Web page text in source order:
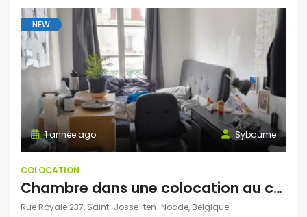
NEW
Sybaume
1 année ago
COLOCATION
Chambre dans une colocation au centre de bruxelles
Rue Royale 237, Saint-Josse-ten-Noode, Belgique